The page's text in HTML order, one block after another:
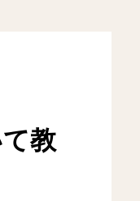
教